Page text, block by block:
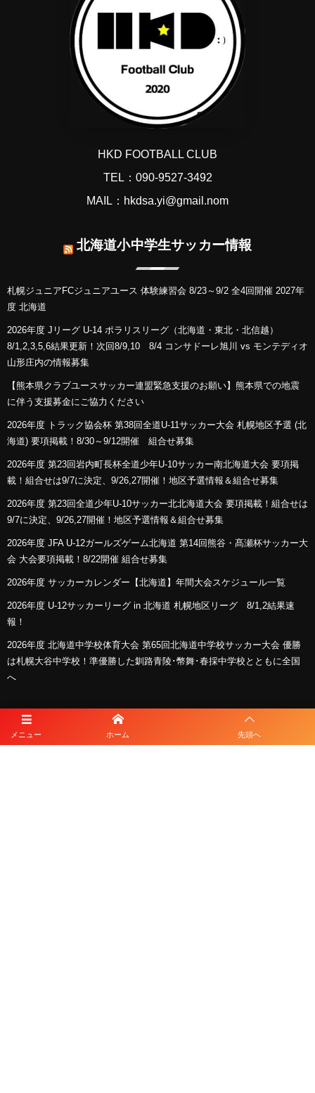
メニュー ホーム 先頭へ
HKD FOOTBALL CLUB
TEL：090-9527-3492
MAIL：hkdsa.yi@gmail.nom
北海道小中学生サッカー情報
札幌ジュニアFCジュニアユース 体験練習会 8/23～9/2 全4回開催 2027年
度 北海道
2026年度 Jリーグ U-14 ポラリスリーグ（北海道・東北・北信越）
8/1,2,3,5,6結果更新！次回8/9,10 8/4 コンサドーレ旭川 vs モンテディオ
山形庄内の情報募集
【熊本県クラブユースサッカー連盟緊急支援のお願い】熊本県での地震
に伴う支援募金にご協力ください
2026年度 トラック協会杯 第38回全道U-11サッカー大会 札幌地区予選 (北
海道) 要項掲載！8/30～9/12開催 組合せ募集
2026年度 第23回岩内町長杯全道少年U-10サッカー南北海道大会 要項掲
載！組合せは9/7に決定、9/26,27開催！地区予選情報＆組合せ募集
2026年度 第23回全道少年U-10サッカー北北海道大会 要項掲載！組合せは
9/7に決定、9/26,27開催！地区予選情報＆組合せ募集
2026年度 JFA U-12ガールズゲーム北海道 第14回熊谷・髙瀬杯サッカー大
会 大会要項掲載！8/22開催 組合せ募集
2026年度 サッカーカレンダー【北海道】年間大会スケジュール一覧
2026年度 U-12サッカーリーグ in 北海道 札幌地区リーグ 8/1,2結果速
報！
2026年度 北海道中学校体育大会 第65回北海道中学校サッカー大会 優勝
は札幌大谷中学校！準優勝した釧路青陵･幣舞･春採中学校とともに全国
へ